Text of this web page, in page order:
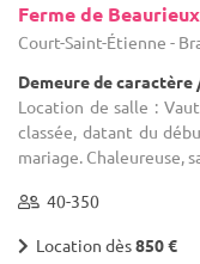
Ferme de Beaurieux
Court-Saint-Étienne -
Demeure de caractère
Location de salle :
classée, datant du
mariage. Chaleureuse,
40-350
Location dès850 €